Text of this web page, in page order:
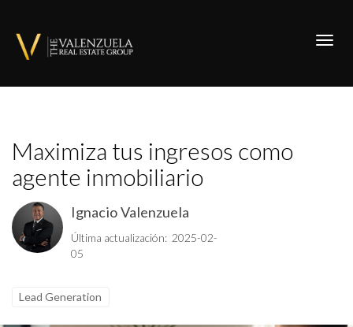
Maximiza tus ingresos como
agente inmobiliario
Ignacio Valenzuela
Última actualización: 2025-02-
05
Lead Generation